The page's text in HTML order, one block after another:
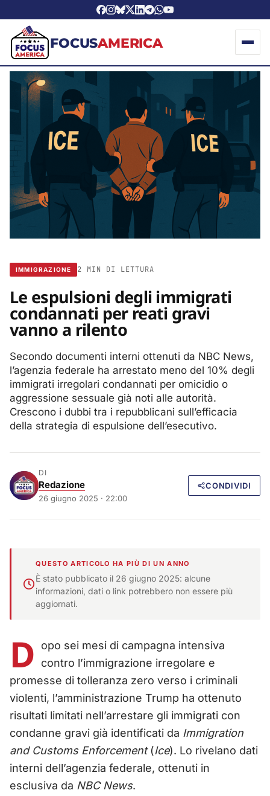
FOCUSAMERICA
IMMIGRAZIONE 2 MIN DI LETTURA
Le espulsioni degli immigrati
condannati per reati gravi
vanno a rilento
Secondo documenti interni ottenuti da NBC News,
l’agenzia federale ha arrestato meno del 10% degli
immigrati irregolari condannati per omicidio o
aggressione sessuale già noti alle autorità.
Crescono i dubbi tra i repubblicani sull’efficacia
della strategia di espulsione dell’esecutivo.
DI
Redazione
26 giugno 2025 · 22:00
CONDIVIDI
QUESTO ARTICOLO HA PIÙ DI UN ANNO
È stato pubblicato il 26 giugno 2025: alcune
informazioni, dati o link potrebbero non essere più
aggiornati.
D
opo sei mesi di campagna intensiva
contro l’immigrazione irregolare e
promesse di tolleranza zero verso i criminali
violenti, l’amministrazione Trump ha ottenuto
risultati limitati nell’arrestare gli immigrati con
condanne gravi già identificati da Immigration
and Customs Enforcement(Ice). Lo rivelano dati
interni dell’agenzia federale, ottenuti in
esclusiva da NBC News.